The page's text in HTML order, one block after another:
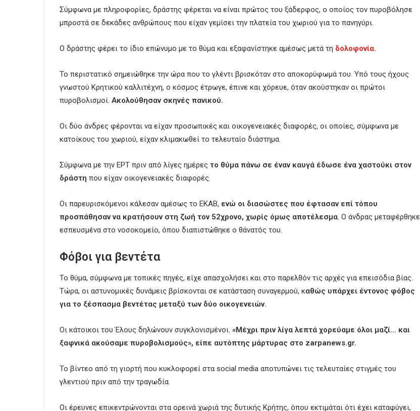
Σύμφωνα με πληροφορίες, δράστης φέρεται να είναι πρώτος του ξάδερφος, ο οποίος τον πυροβόλησε
μπροστά σε δεκάδες ανθρώπους που είχαν γεμίσει την πλατεία του χωριού για το πανηγύρι.
Ο δράστης φέρει το ίδιο επώνυμο με το θύμα και εξαφανίστηκε αμέσως μετά τη δολοφονία.
Το περιστατικό σημειώθηκε την ώρα που το γλέντι βρισκόταν στο αποκορύφωμά του. Υπό τους ήχους
γνωστού Κρητικού καλλιτέχνη, ο κόσμος έτρωγε, έπινε και χόρευε, όταν ακούστηκαν οι πρώτοι
πυροβολισμοί. Ακολούθησαν σκηνές πανικού.
Οι δύο άνδρες φέρονται να είχαν προσωπικές και οικογενειακές διαφορές, οι οποίες, σύμφωνα με
κατοίκους του χωριού, είχαν κλιμακωθεί το τελευταίο διάστημα.
Σύμφωνα με την ΕΡΤ πριν από λίγες ημέρες το θύμα πάνω σε έναν καυγά έδωσε ένα χαστούκι στον
δράστη που είχαν οικογενειακές διαφορές.
Οι παρευρισκόμενοι κάλεσαν αμέσως το ΕΚΑΒ, ενώ οι διασώστες που έφτασαν επί τόπου
προσπάθησαν να κρατήσουν στη ζωή τον 52χρονο, χωρίς όμως αποτέλεσμα. Ο άνδρας μεταφέρθηκε
εσπευσμένα στο νοσοκομείο, όπου διαπιστώθηκε ο θάνατός του.
Φόβοι για βεντέτα
Το θύμα, σύμφωνα με τοπικές πηγές, είχε απασχολήσει και στο παρελθόν τις αρχές για επεισόδια βίας.
Τώρα, οι αστυνομικές δυνάμεις βρίσκονται σε κατάσταση συναγερμού, καθώς υπάρχει έντονος φόβος
για το ξέσπασμα βεντέτας μεταξύ των δύο οικογενειών.
Οι κάτοικοι του Έλους δηλώνουν συγκλονισμένοι. «Μέχρι πριν λίγα λεπτά χορεύαμε όλοι μαζί… και
ξαφνικά ακούσαμε πυροβολισμούς», είπε αυτόπτης μάρτυρας στο zarpanews.gr.
Το βίντεο από τη γιορτή που κυκλοφορεί στα social media αποτυπώνει τις τελευταίες στιγμές του
γλεντιού πριν από την τραγωδία.
Οι έρευνες επικεντρώνονται στα ορεινά χωριά της δυτικής Κρήτης, όπου εκτιμάται ότι έχει καταφύγει,